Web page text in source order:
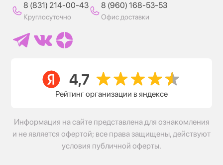
8 (831) 214-00-43
Круглосуточно
8 (960) 168-53-53
Офис доставки
Рейтинг организации в яндексе
Информация на сайте представлена для ознакомления
и не является офертой; все права защищены, действуют
условия публичной оферты.